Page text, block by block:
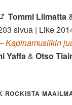
Tommi Liimatta
sivua | Like
Kapinamusiikin
Yaffa &Otso
ROCKISTA